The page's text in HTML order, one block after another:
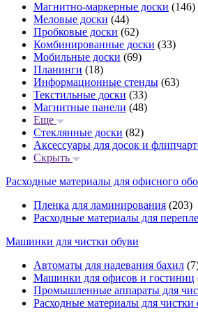
Магнитно-маркерные доски (146)
Меловые доски (44)
Пробковые доски (62)
Комбинированные доски (33)
Мобильные доски (69)
Планинги (18)
Информационные стенды (63)
Текстильные доски (33)
Магнитные панели (48)
Еще
Стеклянные доски (82)
Аксессуары для досок и
Скрыть
Расходные материалы для офисного
Пленка для ламинирования (203)
Расходные материалы для
Машинки для чистки обуви
Автоматы для надевания бахил
Машинки для офисов и гостиниц
Промышленные аппараты для
Расходные материалы для чистки